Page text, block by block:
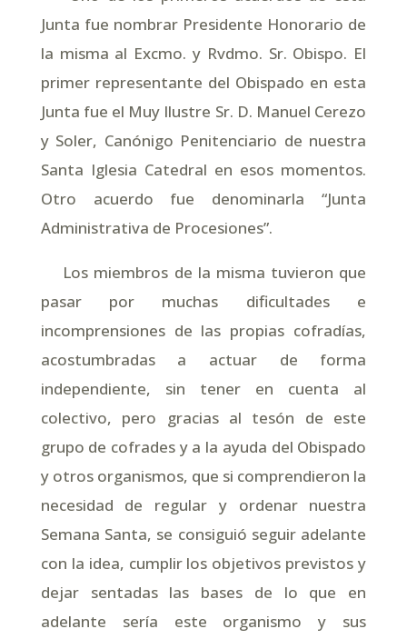
Junta fue nombrar Presidente Honorario de
la misma al Excmo. y Rvdmo. Sr. Obispo. El
primer representante del Obispado en esta
Junta fue el Muy Ilustre Sr. D. Manuel Cerezo
y Soler, Canónigo Penitenciario de nuestra
Santa Iglesia Catedral en esos momentos.
Otro acuerdo fue denominarla “Junta
Administrativa de Procesiones”.
Los miembros de la misma tuvieron que
pasar por muchas dificultades e
incomprensiones de las propias cofradías,
acostumbradas a actuar de forma
independiente, sin tener en cuenta al
colectivo, pero gracias al tesón de este
grupo de cofrades y a la ayuda del Obispado
y otros organismos, que si comprendieron la
necesidad de regular y ordenar nuestra
Semana Santa, se consiguió seguir adelante
con la idea, cumplir los objetivos previstos y
dejar sentadas las bases de lo que en
adelante sería este organismo y sus